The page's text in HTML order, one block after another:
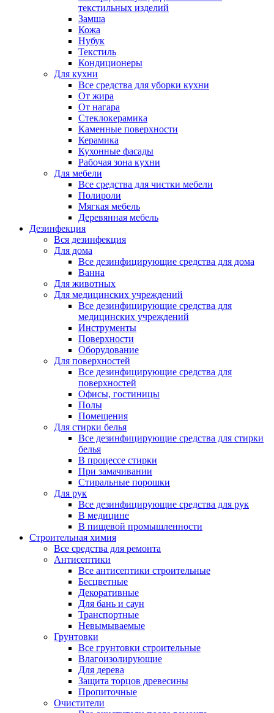
текстильных изделий
Замша
Кожа
Нубук
Текстиль
Кондиционеры
Для кухни
Все средства для уборки кухни
От жира
От нагара
Стеклокерамика
Каменные поверхности
Керамика
Кухонные фасады
Рабочая зона кухни
Для мебели
Все средства для чистки мебели
Полироли
Мягкая мебель
Деревянная мебель
Дезинфекция
Вся дезинфекция
Для дома
Все дезинфицирующие средства для дома
Ванна
Для животных
Для медицинских учреждений
Все дезинфицирующие средства для
медицинских учреждений
Инструменты
Поверхности
Оборудование
Для поверхностей
Все дезинфицирующие средства для
поверхностей
Офисы, гостиницы
Полы
Помещения
Для стирки белья
Все дезинфицирующие средства для стирки
белья
В процессе стирки
При замачивании
Стиральные порошки
Для рук
Все дезинфицирующие средства для рук
В медицине
В пищевой промышленности
Строительная химия
Все средства для ремонта
Антисептики
Все антисептики строительные
Бесцветные
Декоративные
Для бань и саун
Транспортные
Невымываемые
Грунтовки
Все грунтовки строительные
Влагоизолирующие
Для дерева
Защита торцов древесины
Пропиточные
Очистители